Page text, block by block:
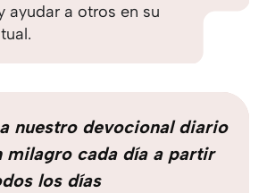
ayudar a otros en su
nuestro devocional diario
milagro cada día a partir
los días